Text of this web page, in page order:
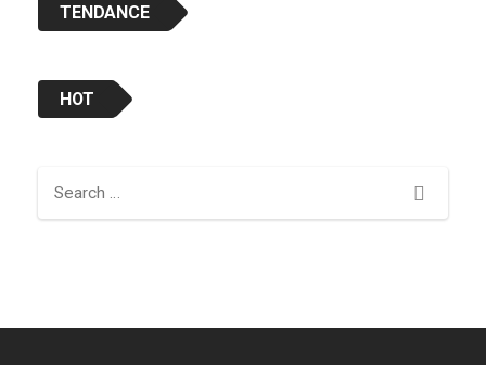
TENDANCE
HOT
Search